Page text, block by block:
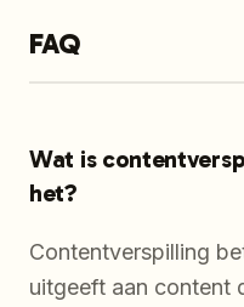
FAQ
Wat is
het?
Contentverspilling
uitgeeft aan content